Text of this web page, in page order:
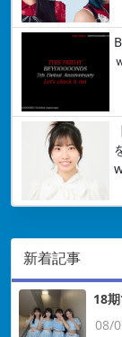
新着記事
18
08/